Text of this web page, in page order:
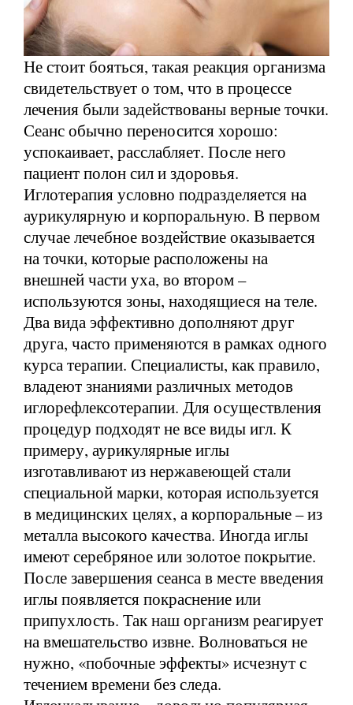
Не стоит бояться, такая реакция организма
свидетельствует о том, что в процессе
лечения были задействованы верные точки.
Сеанс обычно переносится хорошо:
успокаивает, расслабляет. После него
пациент полон сил и здоровья.
Иглотерапия условно подразделяется на
аурикулярную и корпоральную. В первом
случае лечебное воздействие оказывается
на точки, которые расположены на
внешней части уха, во втором –
используются зоны, находящиеся на теле.
Два вида эффективно дополняют друг
друга, часто применяются в рамках одного
курса терапии. Специалисты, как правило,
владеют знаниями различных методов
иглорефлексотерапии. Для осуществления
процедур подходят не все виды игл. К
примеру, аурикулярные иглы
изготавливают из нержавеющей стали
специальной марки, которая используется
в медицинских целях, а корпоральные – из
металла высокого качества. Иногда иглы
имеют серебряное или золотое покрытие.
После завершения сеанса в месте введения
иглы появляется покраснение или
припухлость. Так наш организм реагирует
на вмешательство извне. Волноваться не
нужно, «побочные эффекты» исчезнут с
течением времени без следа.